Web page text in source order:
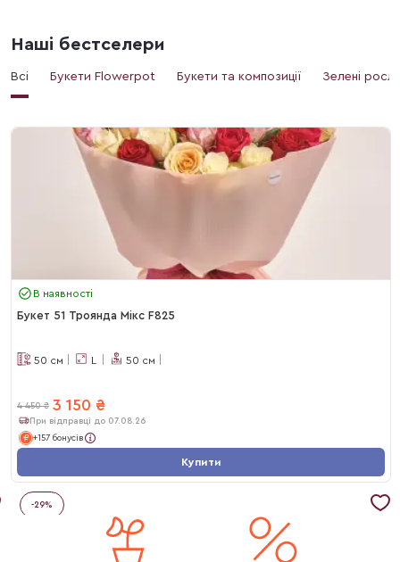
Наші бестселери
Всі Букети Flowerpot Букети та композиції Зелені
В наявності
Букет 51 Троянда Мікс F825
50 см L 50 см
4 450 ₴ 3 150 ₴
При відправці до 07.08.26
+157 бонусів
Купити
-29%